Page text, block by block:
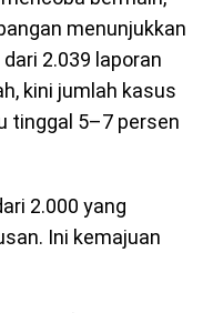
menunjukkan
2.039 laporan
kini jumlah kasus
tinggal 5–7 persen
2.000 yang
Ini kemajuan